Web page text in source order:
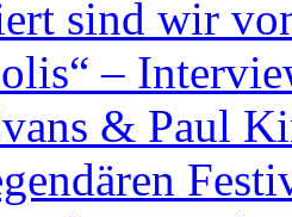
sind wir
–
& Paul